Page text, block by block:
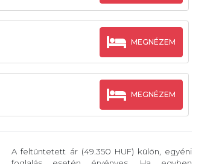
MEGNÉZEM
MEGNÉZEM
A feltüntetett ár (49.350 HUF) külön, egyéni